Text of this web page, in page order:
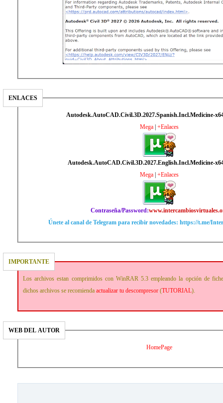
ENLACES
Autodesk.AutoCAD.Civil.3D.2027.Spanish.Incl.Medicine-
Mega | +Enlaces
Autodesk.AutoCAD.Civil.3D.2027.English.Incl.Medicine-
Mega | +Enlaces
Contraseña/Password:
Únete al canal de Telegram para recibir novedades: https://t.me/
IMPORTANTE
Los archivos estan comprimidos con WinRAR 5.3 empleando la opción de
dichos archivos se recomienda actualizar tu descompresor (TUTORIAL).
WEB DEL AUTOR
HomePage